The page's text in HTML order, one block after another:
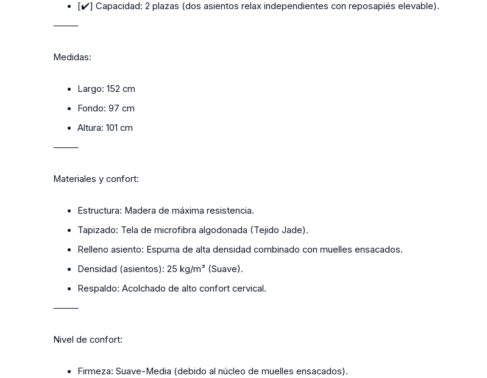
[✔️] Capacidad: 2 plazas (dos asientos relax independientes con reposapiés elevable).
⸻
Medidas:
Largo: 152 cm
Fondo: 97 cm
Altura: 101 cm
⸻
Materiales y confort:
Estructura: Madera de máxima resistencia.
Tapizado: Tela de microfibra algodonada (Tejido Jade).
Relleno asiento: Espuma de alta densidad combinado con muelles ensacados.
Densidad (asientos): 25 kg/m³ (Suave).
Respaldo: Acolchado de alto confort cervical.
⸻
Nivel de confort:
Firmeza: Suave-Media (debido al núcleo de muelles ensacados).